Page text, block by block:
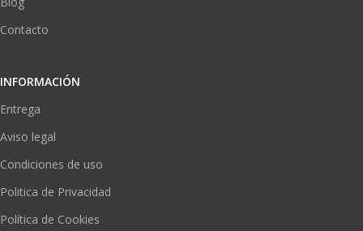
Contacto
INFORMACIÓN
Entrega
Aviso legal
Condiciones de uso
Politica de Privacidad
Política de Cookies